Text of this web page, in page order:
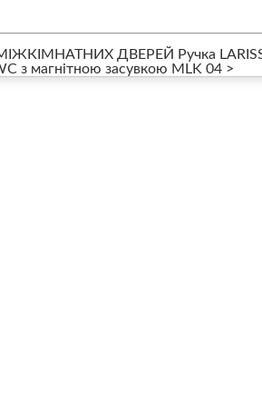
ДВЕРЕЙ Ручка
з магнітною засувкою MLK 04 >